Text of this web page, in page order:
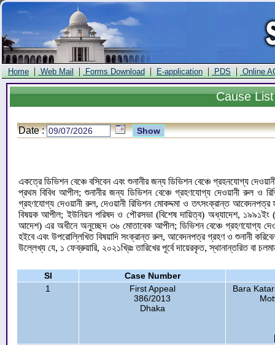
Home | Web Mail | Forms Download | E-application | PDS | Online
CauseList
Date :
একত্রে ডিভিশন বেঞ্চে বসিবেন এবং শুনানীর জন্য ডিভিশন বেঞ্চে গ্রহনযোগ্য
প্রথম বিবিধ আপীল; শুনানীর জন্য ডিভিশন বেঞ্চে গ্রহণযোগ্য দেওয়ানী রুল ও
গ্রহণযোগ্য দেওয়ানী রুল, দেওয়ানী রিভিশন মোকদ্দমা ও তৎসংক্রান্ত
বিষয়ক আপীল; ইউনিয়ন পরিষদ ও পৌরসভা (বিশেষ দায়িত্ব) অধ্যাদেশ, ১৯৯১ইং
আদেশ) এর অধীনে অনুচ্ছেদ ৩৬ মোতাবেক আপীল; ডিভিশন বেঞ্চে গ্রহণযোগ্য
হইবে এবং উপরোল্লিখিত বিষয়াদি সংক্রান্ত রুল, আবেদনপত্র গ্রহণ ও শুনানী
উল্লেখ্য যে, ১ ফেব্রুয়ারি, ২০২১খ্রিঃ তারিখের পূর্বে দায়েরকৃত, স্থানান্তরিত বা
Sl
Case Number
1
First Appeal
386/2013
Dhaka
Bara